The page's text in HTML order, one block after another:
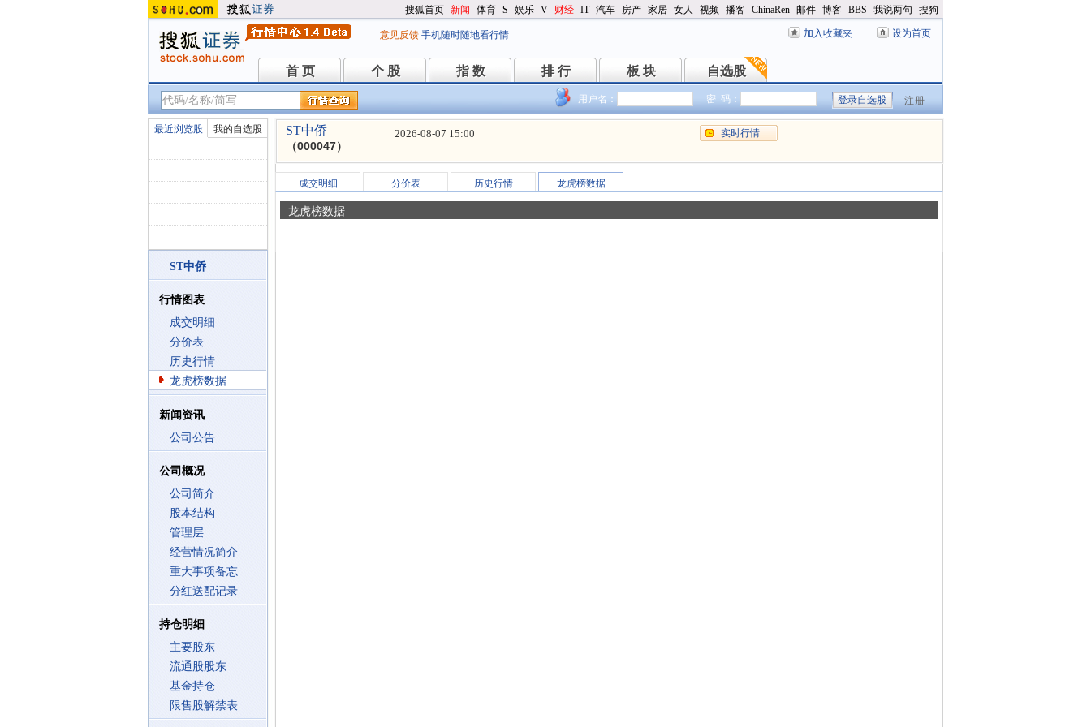
搜狐首页-新闻 -体育-S -娱乐-V- 财经-IT-汽车- 房产-家居-女人 -视频-播客-ChinaRen-邮件-博客-BBS -我说两句 -搜狗
意见反馈 手机随时随地看行情 加入收藏夹 设为首页
首 页
首 页 个 股
个 股 指 数
指 数 排 行
排 行 板 块
板 块 自选股
自选股
用户名： 密 码： 注册
最近浏览股 我的自选股
ST中侨
行情图表
成交明细
分价表
历史行情
龙虎榜数据
新闻资讯
公司公告
公司概况
公司简介
股本结构
管理层
经营情况简介
重大事项备忘
分红送配记录
持仓明细
主要股东
流通股股东
基金持仓
限售股解禁表
ST中侨
（000047）
2026-08-07 15:00 实时行情
成交明细 分价表 历史行情 龙虎榜数据
龙虎榜数据